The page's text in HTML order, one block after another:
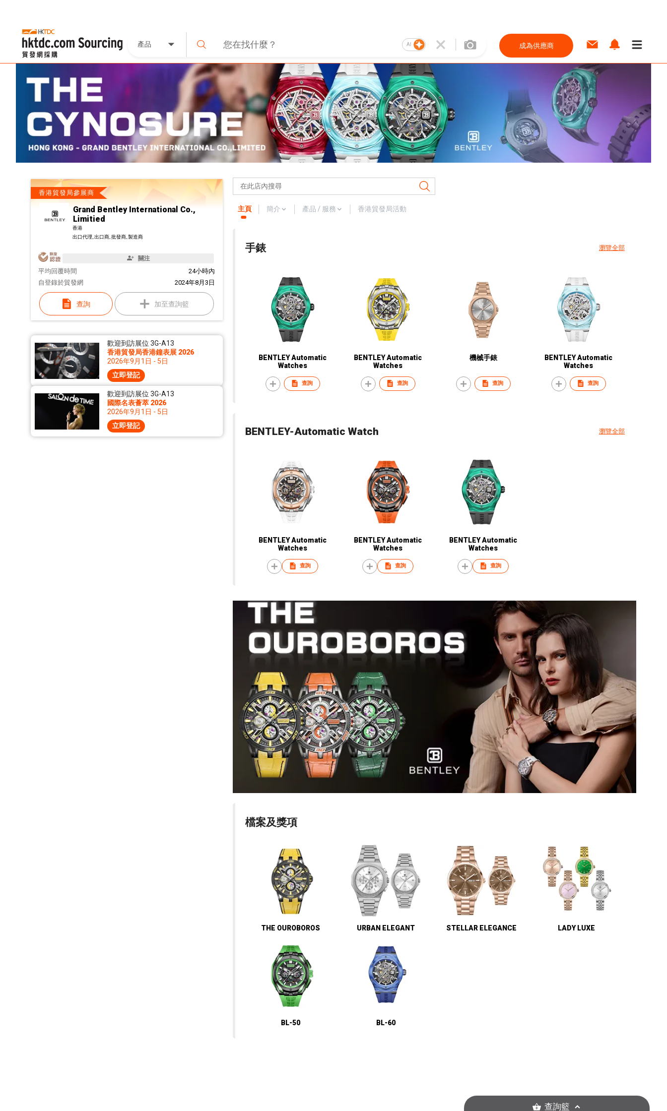
產品 AI 成為供應商
香港貿發局參展商
Grand Bentley International Co.,
Limitied
香港
出口代理, 出口商, 批發商, 製造商
關注
平均回覆時間
24小時內
自
2024年8月3日
登錄於貿發網
查詢 加至查詢籃
歡迎到訪展位 3G-A13
香港貿發局香港鐘表展 2026
2026年9月1日 - 5日
立即登記
歡迎到訪展位 3G-A13
國際名表薈萃 2026
2026年9月1日 - 5日
立即登記
主頁 簡介 產品 / 服務 香港貿發局活動
手錶 瀏覽全部
BENTLEY Automatic
Watches
查詢
BENTLEY Automatic
Watches
查詢
機械手錶
查詢
BENTLEY Automatic
Watches
查詢
BENTLEY-Automatic Watch 瀏覽全部
BENTLEY Automatic
Watches
查詢
BENTLEY Automatic
Watches
查詢
BENTLEY Automatic
Watches
查詢
檔案及獎項
THE OUROBOROS URBAN ELEGANT STELLAR ELEGANCE LADY LUXE
BL-50 BL-60
查詢籃